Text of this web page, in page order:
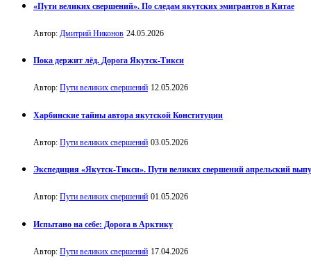
«Пути великих свершений». По следам якутских эмигрантов в Китае
Автор: Дмитрий Никонов 24.05.2026
Пока держит лёд. Дорога Якутск-Тикси
Автор: Пути великих свершений 12.05.2026
Харбинские тайны автора якутской Конституции
Автор: Пути великих свершений 03.05.2026
Экспедиция «Якутск-Тикси». Пути великих свершений апрельский
Автор: Пути великих свершений 01.05.2026
Испытано на себе: Дорога в Арктику
Автор: Пути великих свершений 17.04.2026